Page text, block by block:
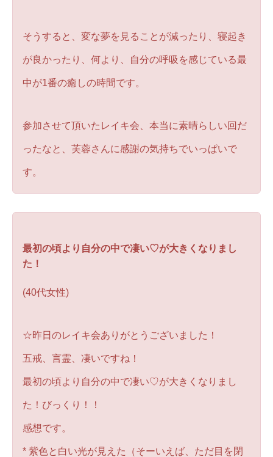
そうすると、変な夢を見ることが減ったり、寝起き
が良かったり、何より、自分の呼吸を感じている最
中が1番の癒しの時間です。
参加させて頂いたレイキ会、本当に素晴らしい回だ
ったなと、芙蓉さんに感謝の気持ちでいっぱいで
す。
最初の頃より自分の中で凄い♡が大きくなりまし
た！
(40代女性)
☆昨日のレイキ会ありがとうございました！
五戒、言霊、凄いですね！
最初の頃より自分の中で凄い♡が大きくなりまし
た！びっくり！！
感想です。
* 紫色と白い光が見えた（そーいえば、ただ目を閉